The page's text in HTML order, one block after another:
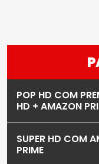
POP HD COM
HD + AMAZON
SUPER HD COM
PRIME